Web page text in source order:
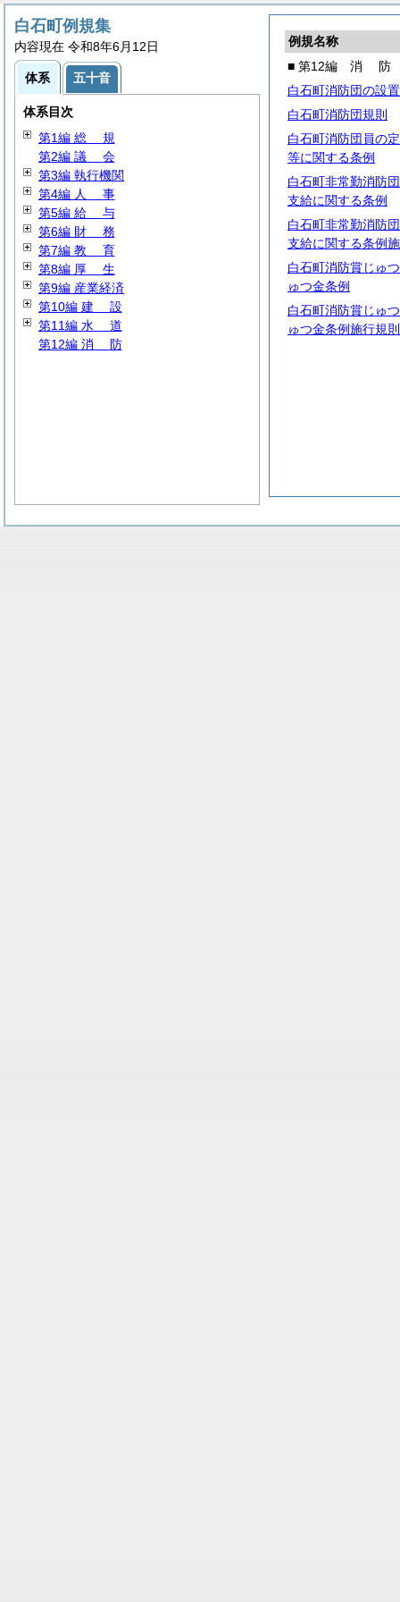
例規名称
■ 第12編 消 防
白石町消防団の設
白石町消防団規則
白石町消防団員の
等に関する条例
白石町非常勤消防
支給に関する条例
白石町非常勤消防
支給に関する条例
白石町消防賞じゅ
ゅつ金条例
白石町消防賞じゅ
ゅつ金条例施行規則
白石町例規集
内容現在 令和8年6月12日
体系 五十音
体系目次
第1編 総 規
第2編 議 会
第3編 執行機関
第4編 人 事
第5編 給 与
第6編 財 務
第7編 教 育
第8編 厚 生
第9編 産業経済
第10編 建 設
第11編 水 道
第12編 消 防